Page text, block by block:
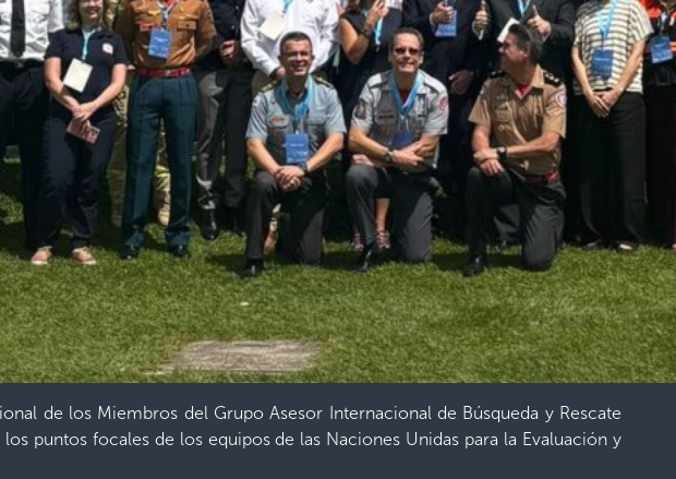
de los Miembros del Grupo Asesor Internacional de Búsqueda y Rescate
puntos focales de los equipos de las Naciones Unidas para la Evaluación y